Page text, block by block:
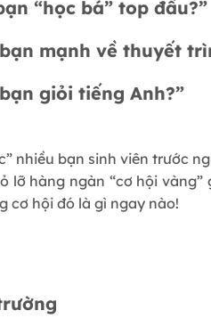
“học bá” top đầu?”
mạnh về thuyết
giỏi tiếng Anh?”
nhiều bạn sinh viên trước
lỡ hàng ngàn “cơ hội
cơ hội đó là gì ngay nào!